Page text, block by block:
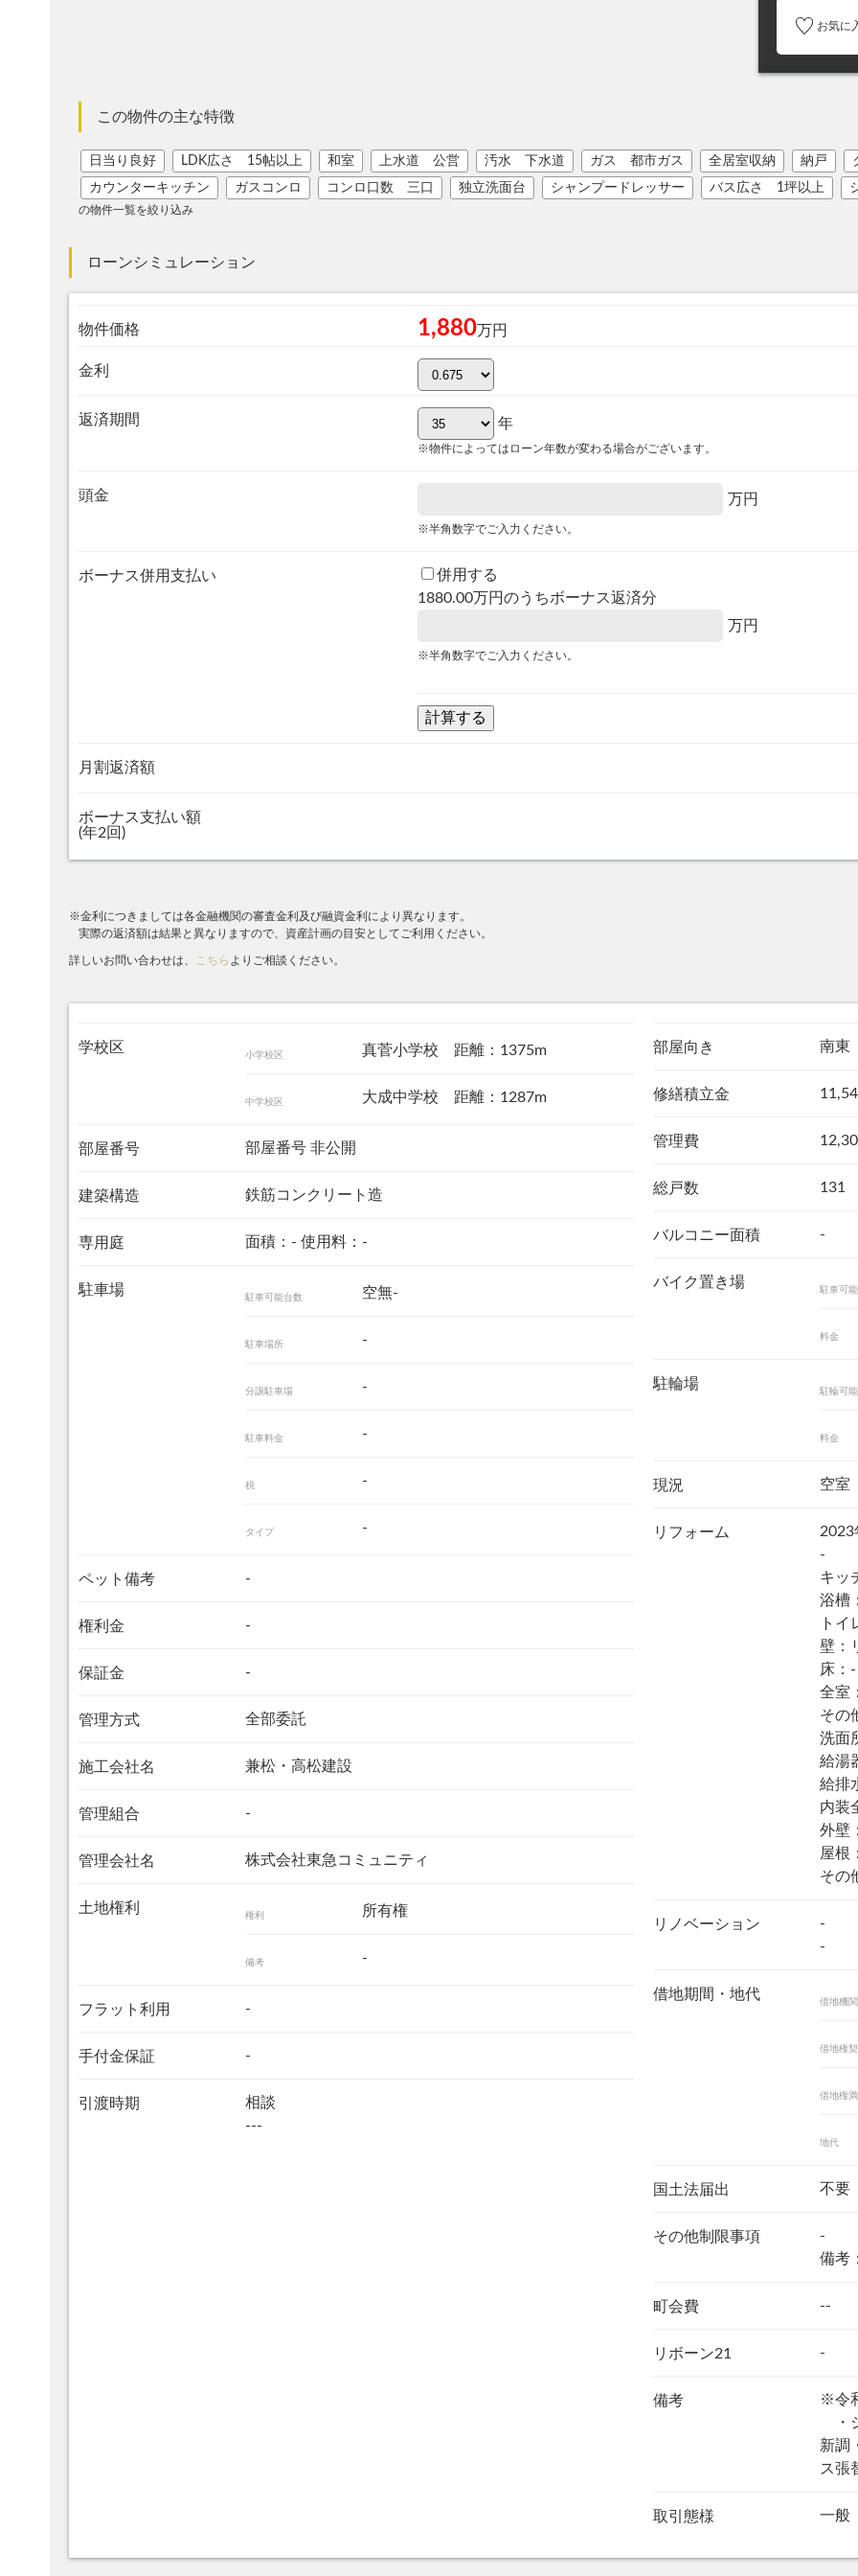
お気に
この物件の主な特徴
日当り良好 LDK広さ 15帖以上 和室 上水道 公営 汚水 下水道 ガス 都市ガス 全居室収納 納戸
カウンターキッチン
ガスコンロ コンロ口数 三口 独立洗面台 シャンプードレッサー バス広さ 1坪以上
の物件一覧を絞り込み
ローンシミュレーション
物件価格 1,880万円
金利
返済期間 年
※物件によってはローン年数が変わる場合がございます。
頭金 万円
※半角数字でご入力ください。
ボーナス併用支払い
併用する
1880.00万円のうちボーナス返済分
万円
※半角数字でご入力ください。
月割返済額
ボーナス支払い額
(年2回)
※金利につきましては各金融機関の審査金利及び融資金利により異なります。
実際の返済額は結果と異なりますので、資産計画の目安としてご利用ください。
詳しいお問い合わせは、 こちら よりご相談ください。
学校区 小学校区 真菅小学校 距離：1375m
中学校区 大成中学校 距離：1287m
部屋番号 部屋番号 非公開
建築構造 鉄筋コンクリート造
専用庭 面積：- 使用料：-
駐車場 駐車可能台数 空無-
駐車場所 -
分譲駐車場 -
駐車料金 -
税 -
タイプ -
ペット備考 -
権利金 -
保証金 -
管理方式 全部委託
施工会社名 兼松・高松建設
管理組合 -
管理会社名 株式会社東急コミュニティ
土地権利 権利 所有権
備考 -
フラット利用 -
手付金保証 -
引渡時期
相談
---
部屋向き 南東
修繕積立金
管理費
総戸数 131
バルコニー面積 -
バイク置き場 駐車可
料金
駐輪場 駐輪可
料金
現況 空室
リフォーム
2023
-
キッ
浴槽
ト
壁：
床：-
全室
その
洗面
給湯
給排
内装
外壁
屋根
その
リノベーション
-
-
借地期間・地代 借地機
借地権
借地権
地代
国土法届出 不要
その他制限事項
-
備考
町会費 --
リボーン21 -
備考
※令
・
新調
ス張
取引態様 一般